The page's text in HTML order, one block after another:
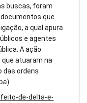
buscas, foram
que
a qual apura
e agentes
A ação
que atuaram na
das ordens
de-delta-e-